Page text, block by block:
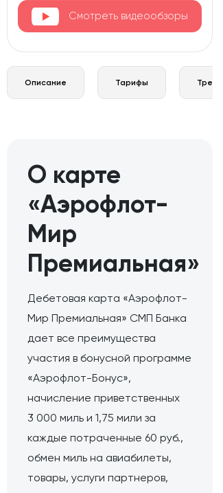
Смотреть видеообзоры
Описание Тарифы
О карте
«Аэрофлот-
Мир
Премиальная»
Дебетовая карта «Аэрофлот-
Мир Премиальная» СМП Банка
дает все преимущества
участия в бонусной программе
«Аэрофлот-Бонус»,
начисление приветственных
3 000 миль и 1,75 мили за
каждые потраченные 60 руб.,
обмен миль на авиабилеты,
товары, услуги партнеров,